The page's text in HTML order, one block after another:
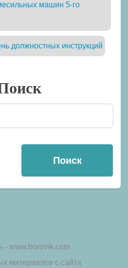
машин 5-го
должностных инструкций
- www.borovik.com
материалов с сайта